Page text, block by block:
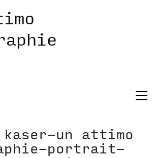
kaser-un attimo
portrait-